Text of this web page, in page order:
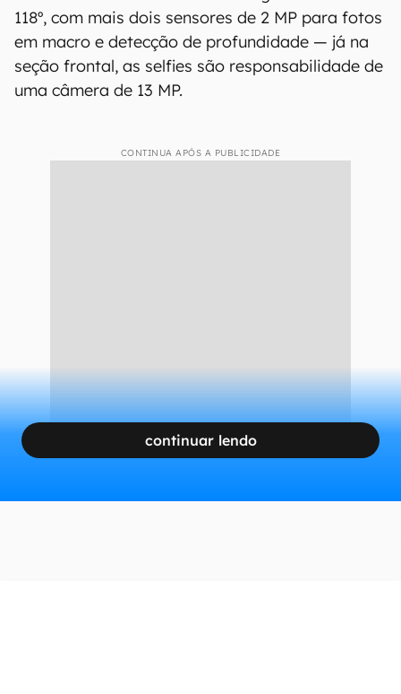
118º, com mais dois sensores de 2 MP para fotos
em macro e detecção de profundidade — já na
seção frontal, as selfies são responsabilidade de
uma câmera de 13 MP.
CONTINUA APÓS A PUBLICIDADE
continuar lendo